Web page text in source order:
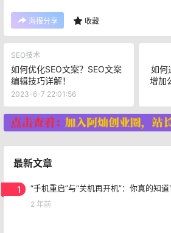
海报分享 收藏
SEO技术
如何优化SEO文案？SEO文案
编辑技巧详解！
2023-6-7 22:01:56
如何
增加
最新文章
1 “手机重启”与“关机再开机”：你真的知道
2 年前